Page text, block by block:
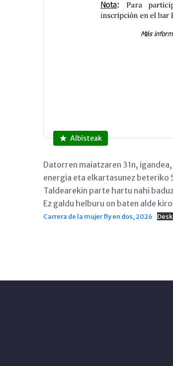
Albisteak
Datorren maiatzaren 31n,
energia eta elkartasunez beteriko
Taldearekin parte hartu nahi
Ez galdu helburu on baten alde
Carrera de la mujer fly en dos, 2026